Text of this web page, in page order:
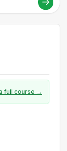
full course →